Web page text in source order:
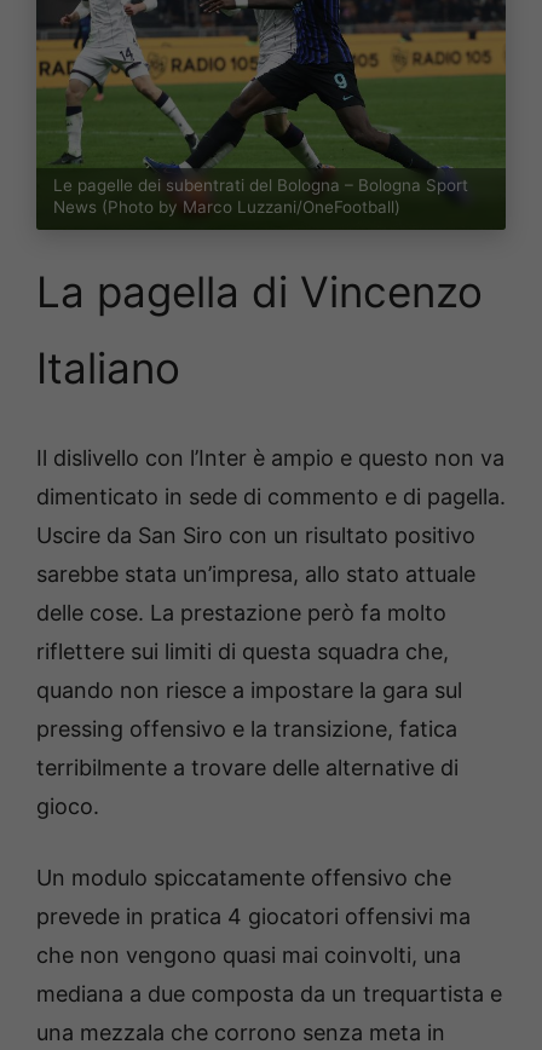
Le pagelle dei subentrati del Bologna – Bologna Sport
News (Photo by Marco Luzzani/OneFootball)
La pagella di Vincenzo
Italiano
Il dislivello con l’Inter è ampio e questo non va
dimenticato in sede di commento e di pagella.
Uscire da San Siro con un risultato positivo
sarebbe stata un’impresa, allo stato attuale
delle cose. La prestazione però fa molto
riflettere sui limiti di questa squadra che,
quando non riesce a impostare la gara sul
pressing offensivo e la transizione, fatica
terribilmente a trovare delle alternative di
gioco.
Un modulo spiccatamente offensivo che
prevede in pratica 4 giocatori offensivi ma
che non vengono quasi mai coinvolti, una
mediana a due composta da un trequartista e
una mezzala che corrono senza meta in